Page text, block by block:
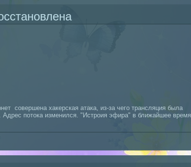
совершена хакерская атака, из-за чего трансляция была
потока изменился. "Истроия эфира" в ближайшее время